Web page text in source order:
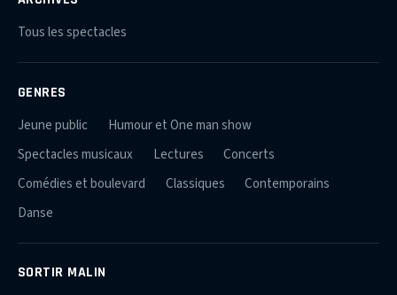
Tous les spectacles
GENRES
Jeune public
Humour et One man show
Spectacles musicaux
Lectures
Concerts
Comédies et boulevard
Classiques
Contemporains
Danse
SORTIR MALIN